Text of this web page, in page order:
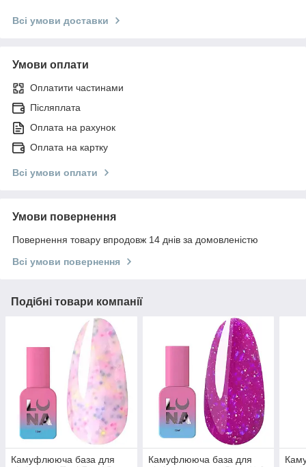
Всі умови доставки
Умови оплати
Оплатити частинами
Післяплата
Оплата на рахунок
Оплата на картку
Всі умови оплати
Умови повернення
Повернення товару впродовж 14 днів за домовленістю
Всі умови повернення
Подібні товари компанії
Камуфлююча база для
Камуфлююча база для